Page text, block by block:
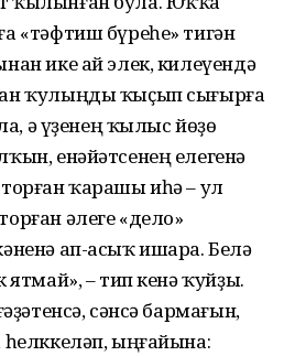
«тәфтиш бүреһе» тигән
ике ай элек, килеүендә
ҡулыңды ҡыҫып сығырға
ә үҙенең ҡылыс йөҙө
енәйәтсенең елегенә
ҡарашы иһә – ул
әлеге «дело»
ап-асыҡ ишара. Белә
ятмай», – тип кенә ҡуйҙы.
сәнсә бармағын,
һелккеләп, ыңғайына: